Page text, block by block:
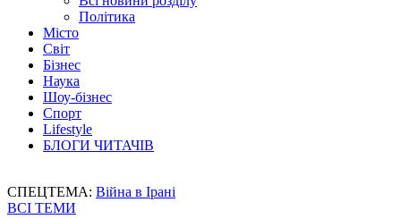
Політика
Місто
Світ
Бізнес
Наука
Шоу-бізнес
Спорт
Lifestyle
БЛОГИ ЧИТАЧІВ
СПЕЦТЕМА: Війна в Ірані
ВСІ ТЕМИ